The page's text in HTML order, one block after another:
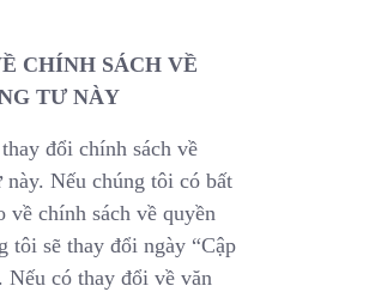
CHÍNH SÁCH VỀ
TƯ NÀY
đổi chính sách về
này. Nếu chúng tôi có bất
về chính sách về quyền
tôi sẽ thay đổi ngày “Cập
Nếu có thay đổi về văn